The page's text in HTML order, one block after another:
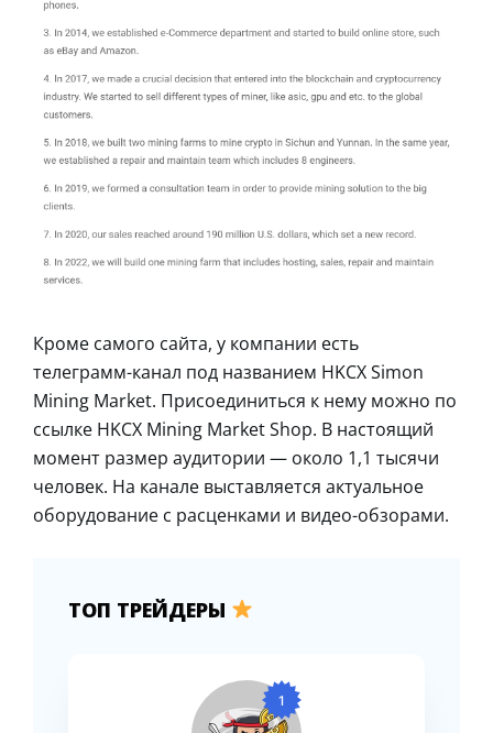
Кроме самого сайта, у компании есть
телеграмм-канал под названием HKCX Simon
Mining Market. Присоединиться к нему можно по
ссылке HKCX Mining Market Shop. В настоящий
момент размер аудитории — около 1,1 тысячи
человек. На канале выставляется актуальное
оборудование с расценками и видео-обзорами.
ТОП ТРЕЙДЕРЫ
1